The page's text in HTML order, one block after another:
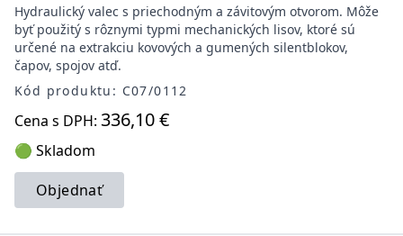
Hydraulický valec s priechodným a závitovým otvorom. Môže
byť použitý s rôznymi typmi mechanických lisov, ktoré sú
určené na extrakciu kovových a gumených silentblokov,
čapov, spojov atď.
Kód produktu: C07/0112
Cena s DPH: 336,10 €
🟢 Skladom
Objednať